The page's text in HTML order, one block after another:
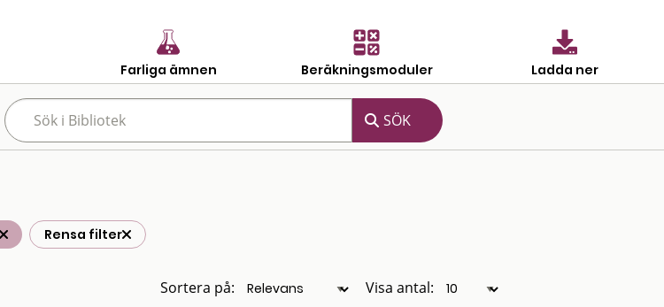
Farliga ämnen Beräkningsmoduler Ladda ner
Rensa filter
Sortera på: Visa antal: